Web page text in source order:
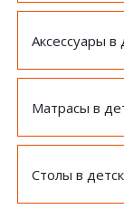
Аксессуары в
Матрасы в
Столы в